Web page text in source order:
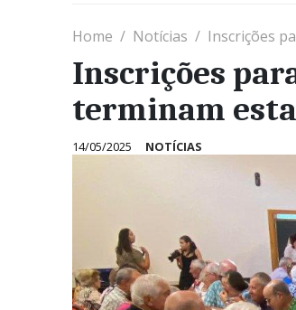
Home Notícias Inscrições
Inscrições
terminam
14/05/2025 NOTÍCIAS